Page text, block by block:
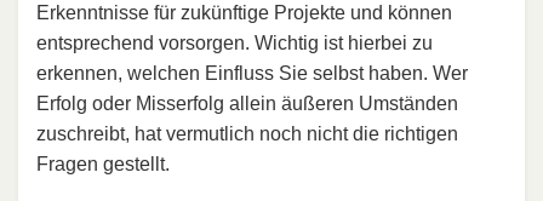
Erkenntnisse für zukünftige Projekte und können
entsprechend vorsorgen. Wichtig ist hierbei zu
erkennen, welchen Einfluss Sie selbst haben. Wer
Erfolg oder Misserfolg allein äußeren Umständen
zuschreibt, hat vermutlich noch nicht die richtigen
Fragen gestellt.